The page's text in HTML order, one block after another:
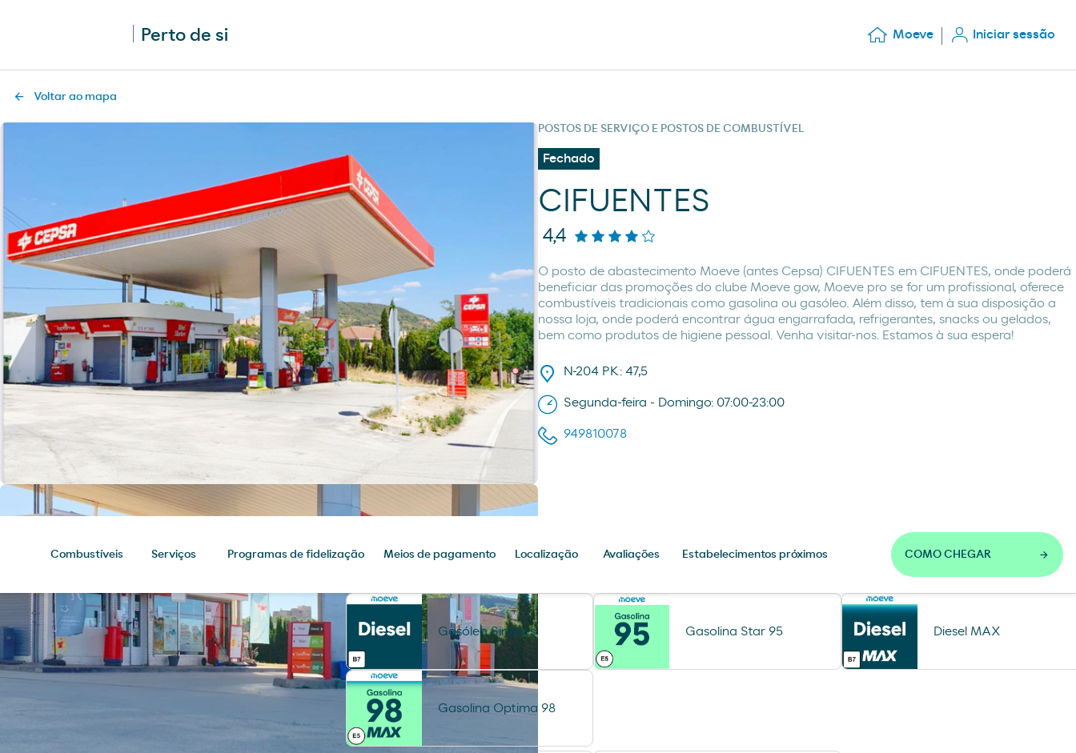
Perto de si Moeve Iniciar sessão
Voltar ao mapa
POSTOS DE SERVIÇO E POSTOS DE COMBUSTÍVEL
Fechado
CIFUENTES
4,4
O posto de abastecimento Moeve (antes Cepsa) CIFUENTES em CIFUENTES, onde poderá
beneficiar das promoções do clube Moeve gow, Moeve pro se for um profissional, oferece
combustíveis tradicionais como gasolina ou gasóleo. Além disso, tem à sua disposição a
nossa loja, onde poderá encontrar água engarrafada, refrigerantes, snacks ou gelados,
bem como produtos de higiene pessoal. Venha visitar-nos. Estamos à sua espera!
N-204 PK: 47,5
Segunda-feira - Domingo: 07:00-23:00
949810078
Combustíveis Serviços Programas de fidelização Meios de pagamento Localização Avaliações Estabelecimentos próximos COMO CHEGAR
Combustíveis
Chegue ao seu destino com os
melhores produtos para o seu
veículo.
Gasóleo Simples Gasolina Star 95 Diesel MAX
Gasolina Optima 98